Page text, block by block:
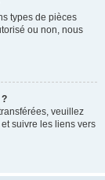
types de pièces
ou non, nous
veuillez
suivre les liens vers